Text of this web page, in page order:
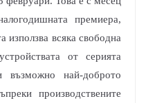
премиера,
използва всяка свободна
от серията
най-доброто
производствените